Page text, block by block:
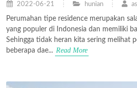
2022-06-21 hunian
Perumahan tipe residence merupakan
yang populer di Indonesia dan memiliki
Sehingga tidak heran kita sering melihat
beberapa dae... Read More